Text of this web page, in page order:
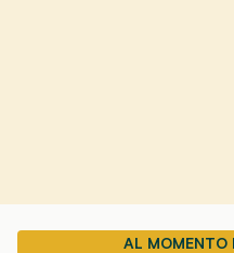
AL MOMENTO